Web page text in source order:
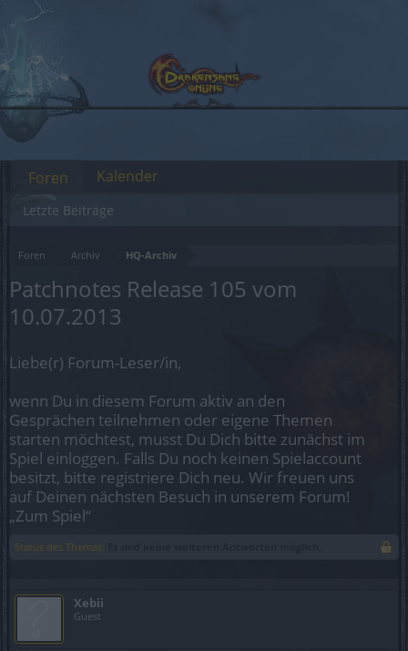
Foren Archiv HQ-Archiv
Patchnotes Release 105 vom
10.07.2013
Liebe(r) Forum-Leser/in,
wenn Du in diesem Forum aktiv an den
Gesprächen teilnehmen oder eigene Themen
starten möchtest, musst Du Dich bitte zunächst im
Spiel einloggen. Falls Du noch keinen Spielaccount
besitzt, bitte registriere Dich neu. Wir freuen uns
auf Deinen nächsten Besuch in unserem Forum!
„Zum Spiel“
Status des Themas:
Xebii
Guest
Foren
Letzte Beiträge
Kalender